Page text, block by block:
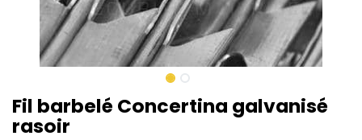
Fil barbelé Concertina galvanisé
rasoir